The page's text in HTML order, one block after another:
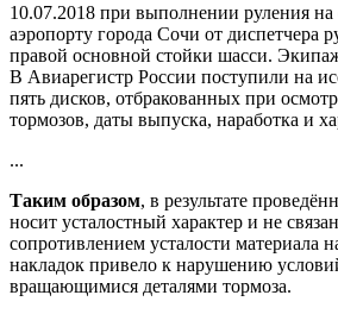
10.07.2018 при выполнении руления
аэропорту города Сочи от диспетчера
правой основной стойки шасси.
В Авиарегистр России поступили на
пять дисков, отбракованных при
тормозов, даты выпуска, наработка и
...
Таким образом, в результате
носит усталостный характер и не
сопротивлением усталости материала
накладок привело к нарушению
вращающимися деталями тормоза.